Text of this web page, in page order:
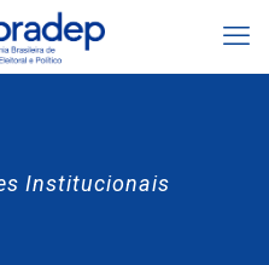
Institucionais